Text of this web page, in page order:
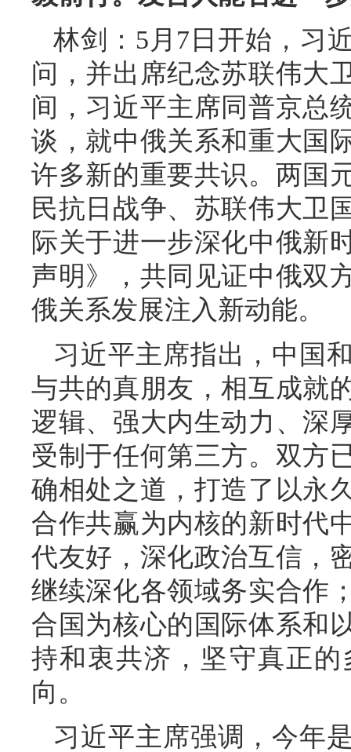
林剑：5月7日开始，习
问，并出席纪念苏联伟大
间，习近平主席同普京总
谈，就中俄关系和重大国
许多新的重要共识。两国
民抗日战争、苏联伟大卫
际关于进一步深化中俄新
声明》，共同见证中俄双
俄关系发展注入新动能。
习近平主席指出，中国
与共的真朋友，相互成就
逻辑、强大内生动力、深
受制于任何第三方。双方
确相处之道，打造了以永
合作共赢为内核的新时代
代友好，深化政治互信，
继续深化各领域务实合作
合国为核心的国际体系和
持和衷共济，坚守真正
向。
习近平主席强调，今年